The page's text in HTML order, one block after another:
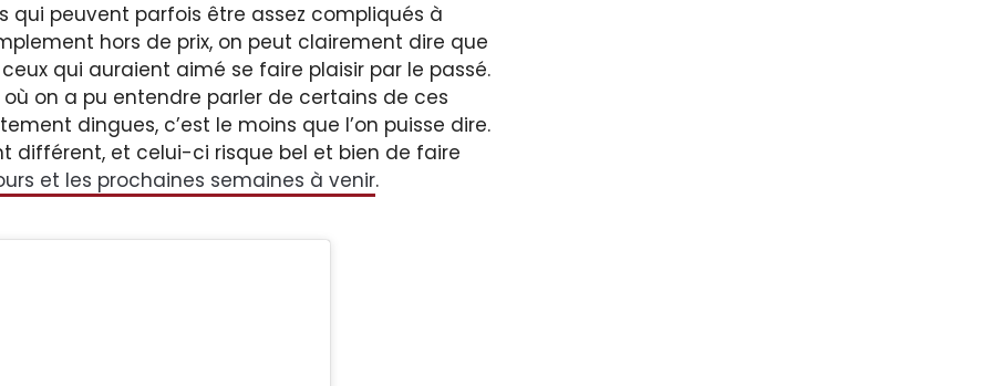
qui peuvent parfois être assez compliqués à
hors de prix, on peut clairement dire que
qui auraient aimé se faire plaisir par le passé.
on a pu entendre parler de certains de ces
dingues, c’est le moins que l’on puisse dire.
différent, et celui-ci risque bel et bien de faire
et les prochaines semaines à venir.